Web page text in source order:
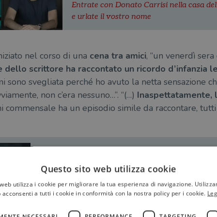
Entrate con Donato Carrisi nella casa
e urlate il vostro nome
nel corso di una cena tra amici, “un venerdì sera
dello scrittore ha raccontato un ricordo d’infanzia
sono svegliata perché ho avuto la netta sensazione
non c’era nessuno…”. “(…) Inaspettatamente,
commensale ha un episodio simile da raccontare, tutti
La casa delle voci
Questo sito web utilizza cookie
utilizza i cookie per migliorare la tua esperienza di navigazione.
acconsenti a tutti i cookie in conformità con la nostra policy per i cookie.